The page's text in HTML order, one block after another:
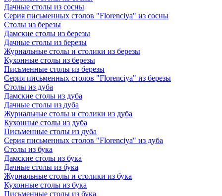
Дачные столы из сосны
Серия письменных столов "Florenciya" из сосны
Столы из березы
Дамские столы из березы
Дачные столы из березы
Журнальные столы и столики из березы
Кухонные столы из березы
Письменные столы из березы
Серия письменных столов "Florenciya" из березы
Столы из дуба
Дамские столы из дуба
Дачные столы из дуба
Журнальные столы и столики из дуба
Кухонные столы из дуба
Письменные столы из дуба
Серия письменных столов "Florenciya" из дуба
Столы из бука
Дамские столы из бука
Дачные столы из бука
Журнальные столы и столики из бука
Кухонные столы из бука
Письменные столы из бука